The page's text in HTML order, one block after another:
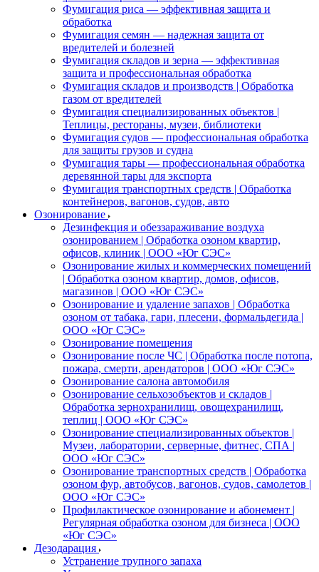
Фумигация риса — эффективная защита и
обработка
Фумигация семян — надежная защита от
вредителей и болезней
Фумигация складов и зерна — эффективная
защита и профессиональная обработка
Фумигация складов и производств | Обработка
газом от вредителей
Фумигация специализированных объектов |
Теплицы, рестораны, музеи, библиотеки
Фумигация судов — профессиональная обработка
для защиты грузов и судна
Фумигация тары — профессиональная обработка
деревянной тары для экспорта
Фумигация транспортных средств | Обработка
контейнеров, вагонов, судов, авто
Озонирование
Дезинфекция и обеззараживание воздуха
озонированием | Обработка озоном квартир,
офисов, клиник | ООО «Юг СЭС»
Озонирование жилых и коммерческих помещений
| Обработка озоном квартир, домов, офисов,
магазинов | ООО «Юг СЭС»
Озонирование и удаление запахов | Обработка
озоном от табака, гари, плесени, формальдегида |
ООО «Юг СЭС»
Озонирование помещения
Озонирование после ЧС | Обработка после потопа,
пожара, смерти, арендаторов | ООО «Юг СЭС»
Озонирование салона автомобиля
Озонирование сельхозобъектов и складов |
Обработка зернохранилищ, овощехранилищ,
теплиц | ООО «Юг СЭС»
Озонирование специализированных объектов |
Музеи, лаборатории, серверные, фитнес, СПА |
ООО «Юг СЭС»
Озонирование транспортных средств | Обработка
озоном фур, автобусов, вагонов, судов, самолетов |
ООО «Юг СЭС»
Профилактическое озонирование и абонемент |
Регулярная обработка озоном для бизнеса | ООО
«Юг СЭС»
Дезодарация
Устранение трупного запаха